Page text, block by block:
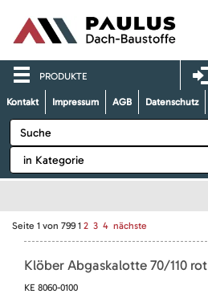
PRODUKTE
Kontakt Impressum AGB Datenschutz
Seite 1 von 799 1 2 3 4 nächste
Klöber Abgaskalotte 70/110 rot
KE 8060-0100